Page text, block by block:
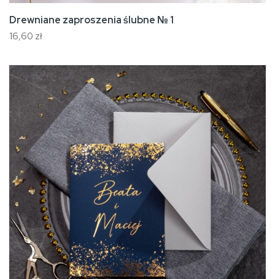
Drewniane zaproszenia ślubne № 1
16,60 zł